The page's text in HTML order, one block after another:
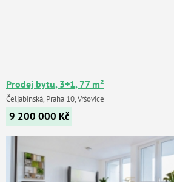
Prodej bytu, 3+1, 77 m²
Čeljabinská, Praha 10, Vršovice
9 200 000 Kč